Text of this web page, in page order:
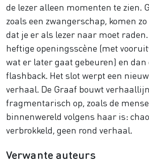
de lezer alleen momenten te zien.
zoals een zwangerschap, komen
dat je er als lezer naar moet raden.
heftige openingsscène (met
wat er later gaat gebeuren) en dan
flashback . Het slot werpt een
verhaal. De Graaf bouwt
fragmentarisch op, zoals de
binnenwereld volgens haar is:
verbrokkeld, geen rond verhaal.
Verwante auteurs